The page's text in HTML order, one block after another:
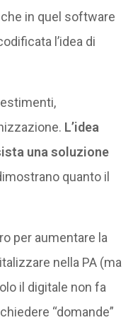
in quel software
l’idea di
L’idea
una soluzione
quanto il
per aumentare la
nella PA (ma
il digitale non fa
“domande”